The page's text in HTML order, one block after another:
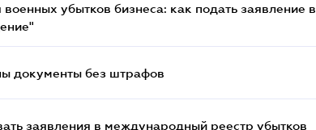
убытков бизнеса: как подать заявление в
документы без штрафов
заявления в международный реестр убытков